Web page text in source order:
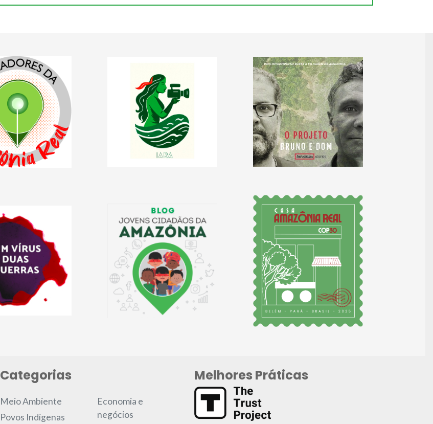
Categorias
Meio Ambiente
Povos Indígenas
Economia e
negócios
Melhores Práticas